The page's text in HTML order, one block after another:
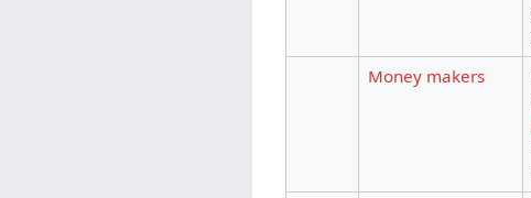
Money makers